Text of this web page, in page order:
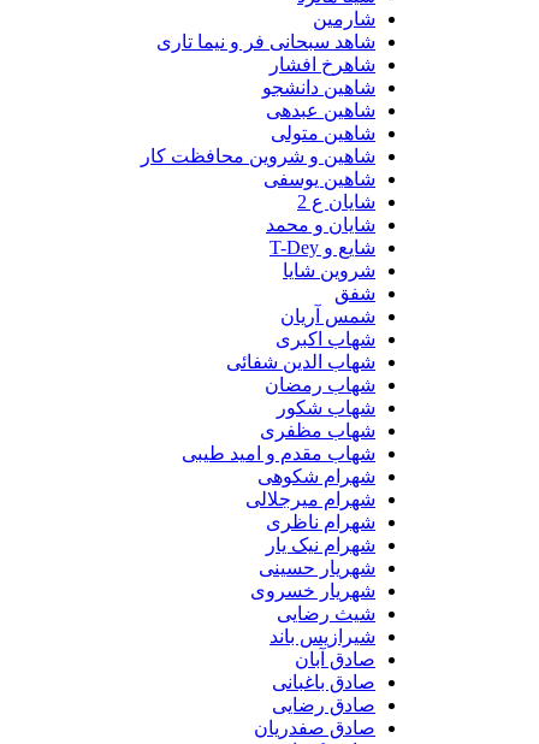
شارمین
شاهد سبحانی فر و نیما تاری
شاهرخ افشار
شاهین دانشجو
شاهین عبدهی
شاهین متولی
شاهین و شروین محافظت کار
شاهین یوسفی
شایان ع 2
شایان و محمد
شایع و T-Dey
شروین شایا
شفق
شمس آریان
شهاب اکبری
شهاب الدین شفائی
شهاب رمضان
شهاب شکور
شهاب مظفری
شهاب مقدم و امید طیبی
شهرام شکوهی
شهرام میرجلالی
شهرام ناظری
شهرام نیک یار
شهریار حسینی
شهریار خسروی
شیث رضایی
شیرازیس باند
صادق آبان
صادق باغبانی
صادق رضایی
صادق صفدریان